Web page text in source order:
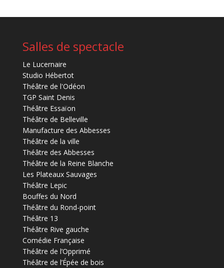
Salles de spectacle
Le Lucernaire
Studio Hébertot
Théâtre de l'Odéon
TGP Saint Denis
Théâtre Essaïon
Théâtre de Belleville
Manufacture des Abbesses
Théâtre de la ville
Théâtre des Abbesses
Théâtre de la Reine Blanche
Les Plateaux Sauvages
Théâtre Lepic
Bouffes du Nord
Théâtre du Rond-point
Théâtre 13
Théâtre Rive gauche
Comédie Française
Théâtre de l’Opprimé
Théâtre de l’Épée de bois